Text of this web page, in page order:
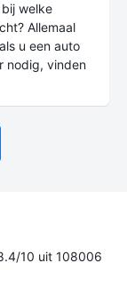
welke
Allemaal
u een auto
nodig, vinden
10 uit 108006